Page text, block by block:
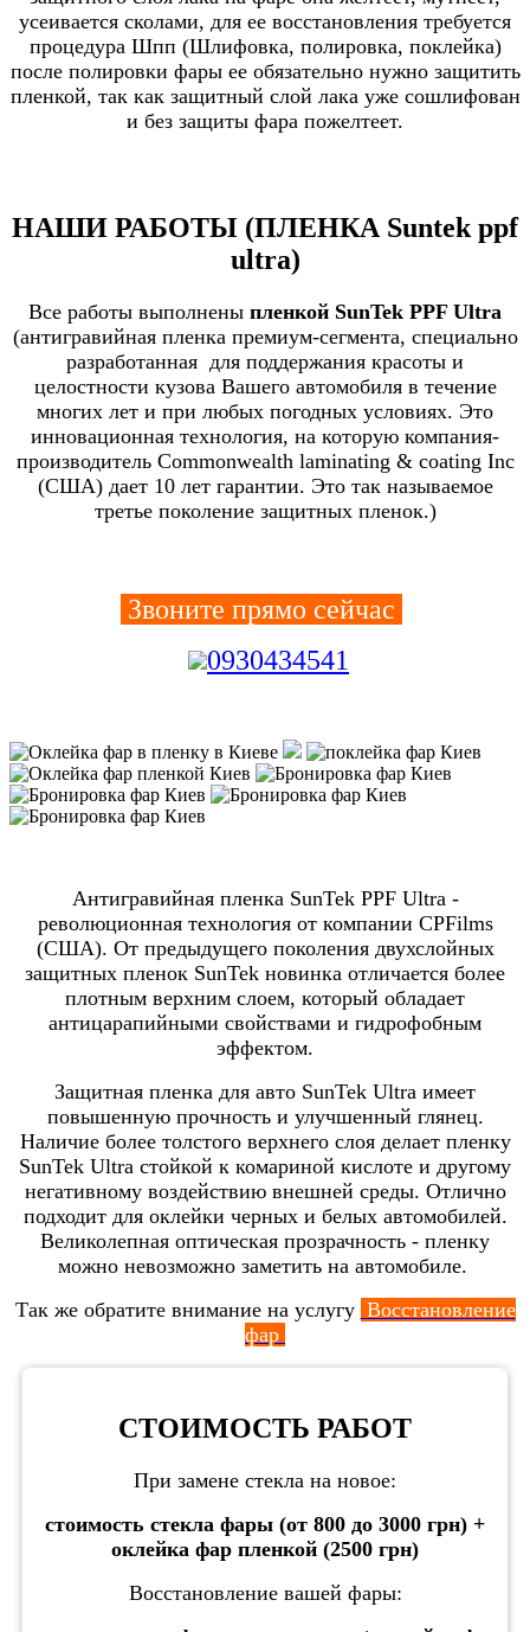
усеивается сколами, для ее восстановления требуется
процедура Шпп (Шлифовка, полировка, поклейка)
после полировки фары ее обязательно нужно защитить
пленкой, так как защитный слой лака уже сошлифован
и без защиты фара пожелтеет.
НАШИ РАБОТЫ (ПЛЕНКА Suntek ppf
ultra)
Все работы выполнены пленкой SunTek PPF Ultra
(антигравийная пленка премиум-сегмента, специально
разработанная для поддержания красоты и
целостности кузова Вашего автомобиля в течение
многих лет и при любых погодных условиях. Это
инновационная технология, на которую компания-
производитель Commonwealth laminating & coating Inc
(США) дает 10 лет гарантии. Это так называемое
третье поколение защитныхпленок.)
Звоните прямо сейчас
0930434541
Антигравийная пленка SunTek PPF Ultra -
революционная технология от компании CPFilms
(США). От предыдущего поколения двухслойных
защитных пленок SunTek новинка отличается более
плотным верхним слоем, который обладает
антицарапийными свойствами и гидрофобным
эффектом.
Защитная пленка для авто SunTek Ultra имеет
повышенную прочность и улучшенный глянец.
Наличие более толстого верхнего слоя делает пленку
SunTek Ultra стойкой к комариной кислоте и другому
негативному воздействию внешней среды. Отлично
подходит для оклейки черных и белых автомобилей.
Великолепная оптическая прозрачность - пленку
можно невозможно заметить на автомобиле.
Так же обратите внимание на услугу Восстановление
фар
СТОИМОСТЬ РАБОТ
При замене стекла на новое:
стоимость стекла фары (от 800 до 3000 грн) +
оклейка фар пленкой (2500 грн)
Восстановление вашей фары: